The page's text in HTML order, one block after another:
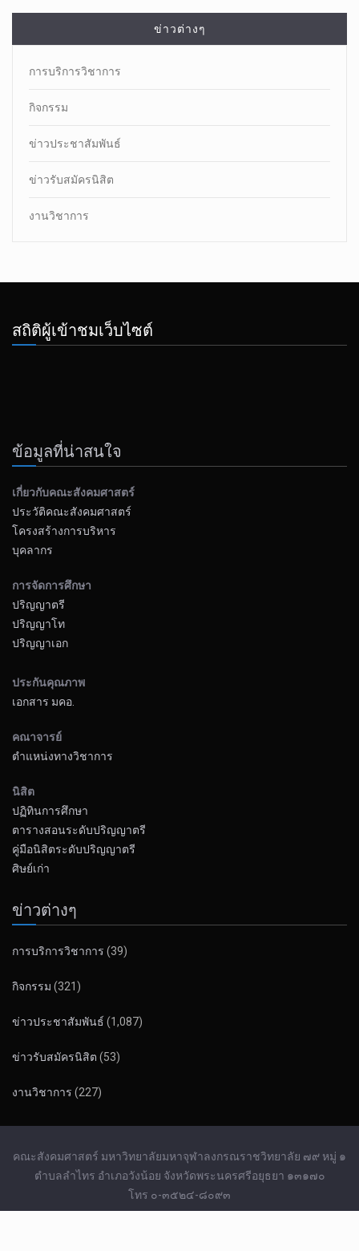
ข่าวต่างๆ
การบริการวิชาการ
กิจกรรม
ข่าวประชาสัมพันธ์
ข่าวรับสมัครนิสิต
งานวิชาการ
สถิติผู้เข้าชมเว็บไซต์
ข้อมูลที่น่าสนใจ
เกี่ยวกับคณะสังคมศาสตร์
ประวัติคณะสังคมศาสตร์
โครงสร้างการบริหาร
บุคลากร
การจัดการศึกษา
ปริญญาตรี
ปริญญาโท
ปริญญาเอก
ประกันคุณภาพ
เอกสาร มคอ.
คณาจารย์
ตำแหน่งทางวิชาการ
นิสิต
ปฏิทินการศึกษา
ตารางสอนระดับปริญญาตรี
คู่มือนิสิตระดับปริญญาตรี
ศิษย์เก่า
ข่าวต่างๆ
การบริการวิชาการ (39)
กิจกรรม (321)
ข่าวประชาสัมพันธ์ (1,087)
ข่าวรับสมัครนิสิต (53)
งานวิชาการ (227)
คณะสังคมศาสตร์ มหาวิทยาลัยมหาจุฬาลงกรณราชวิทยาลัย ๗๙ หมู่ ๑
ตำบลลำไทร อำเภอวังน้อย จังหวัดพระนครศรีอยุธยา ๑๓๑๗๐
โทร ๐-๓๕๒๔-๘๐๙๓